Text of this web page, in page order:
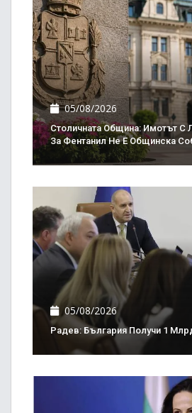
05/08/2026
Столичната Община: Имотът С
За Фентанил Не Е Общинска
05/08/2026
Радев: България Получи 1